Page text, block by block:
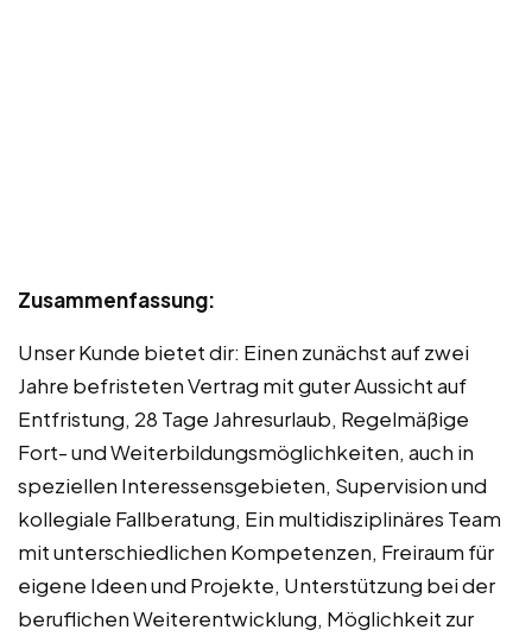
Zusammenfassung:
Unser Kunde bietet dir: Einen zunächst auf zwei
Jahre befristeten Vertrag mit guter Aussicht auf
Entfristung, 28 Tage Jahresurlaub, Regelmäßige
Fort- und Weiterbildungsmöglichkeiten, auch in
speziellen Interessensgebieten, Supervision und
kollegiale Fallberatung, Ein multidisziplinäres Team
mit unterschiedlichen Kompetenzen, Freiraum für
eigene Ideen und Projekte, Unterstützung bei der
beruflichen Weiterentwicklung, Möglichkeit zur